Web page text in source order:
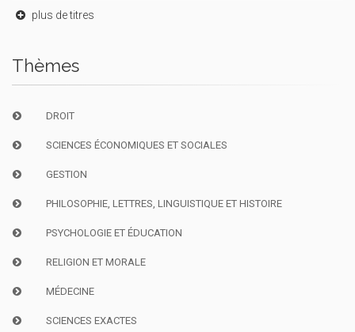
plus de titres
Thèmes
DROIT
SCIENCES ÉCONOMIQUES ET SOCIALES
GESTION
PHILOSOPHIE, LETTRES, LINGUISTIQUE ET HISTOIRE
PSYCHOLOGIE ET ÉDUCATION
RELIGION ET MORALE
MÉDECINE
SCIENCES EXACTES